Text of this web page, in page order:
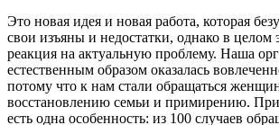
Это новая идея и новая работа, которая
свои изъяны и недостатки, однако в целом
реакция на актуальную проблему. Наша
естественным образом оказалась
потому что к нам стали обращаться
восстановлению семьи и примирению. При
есть одна особенность: из 100 случаев